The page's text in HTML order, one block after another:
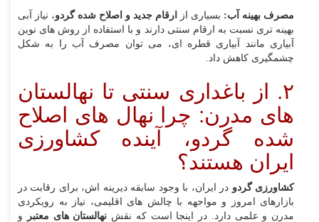
مصرف بهینه آب: بسیاری از ارقام جدید و اصلاح‌ شده گردو، نیاز آبی
بهینه‌ تری نسبت به ارقام سنتی دارند و با استفاده از روش‌ های نوین
آبیاری مانند آبیاری قطره‌ ای، می‌ توان مصرف آب را به شکل
چشمگیری کاهش داد.
۲. از باغداری سنتی تا نهالستان‌
های مدرن: چرا نهال‌ های اصلاح‌
شده گردو، آینده کشاورزی
ایران هستند؟
کشاورزی گردو در ایران، با وجود سابقه دیرینه‌ اش، برای رقابت در
بازارهای امروز و مواجهه با چالش‌ های اقلیمی، نیاز به رویکردی
مدرن و علمی دارد. در اینجا است که نقش نهالستان‌ های معتبر
و